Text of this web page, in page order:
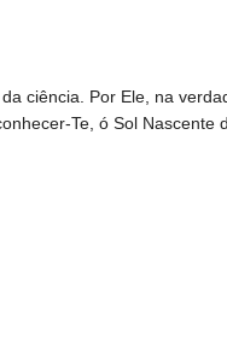
ciência. Por Ele, na
Te, ó Sol Nascente